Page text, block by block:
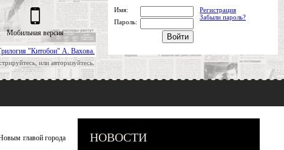
"Китобои" А. Вахова.
или авторизуйтесь.
Мобильная версия
Имя:
Регистрация
Забыли пароль?
Пароль:
главой города
НОВОСТИ